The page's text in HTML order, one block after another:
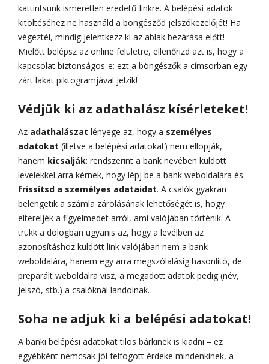
kattintsunk ismeretlen eredetű linkre. A belépési adatok
kitöltéséhez ne használd a böngésződ jelszókezelőjét! Ha
végeztél, mindig jelentkezz ki az ablak bezárása előtt!
Mielőtt belépsz az online felületre, ellenőrizd azt is, hogy a
kapcsolat biztonságos-e: ezt a böngészők a címsorban egy
zárt lakat piktogramjával jelzik!
Védjük ki az adathalász kísérleteket!
Az adathalászat lényege az, hogy a személyes
adatokat (illetve a belépési adatokat) nem ellopják,
hanem kicsalják: rendszerint a bank nevében küldött
levelekkel arra kérnek, hogy lépj be a bank weboldalára és
frissítsd a személyes adataidat. A csalók gyakran
belengetik a számla zárolásának lehetőségét is, hogy
eltereljék a figyelmedet arról, ami valójában történik. A
trükk a dologban ugyanis az, hogy a levélben az
azonosításhoz küldött link valójában nem a bank
weboldalára, hanem egy arra megszólalásig hasonlító, de
preparált weboldalra visz, a megadott adatok pedig (név,
jelszó, stb.) a csalóknál landolnak.
Soha ne adjuk ki a belépési adatokat!
A banki belépési adatokat tilos bárkinek is kiadni – ez
egyébként nemcsak jól felfogott érdeke mindenkinek, a